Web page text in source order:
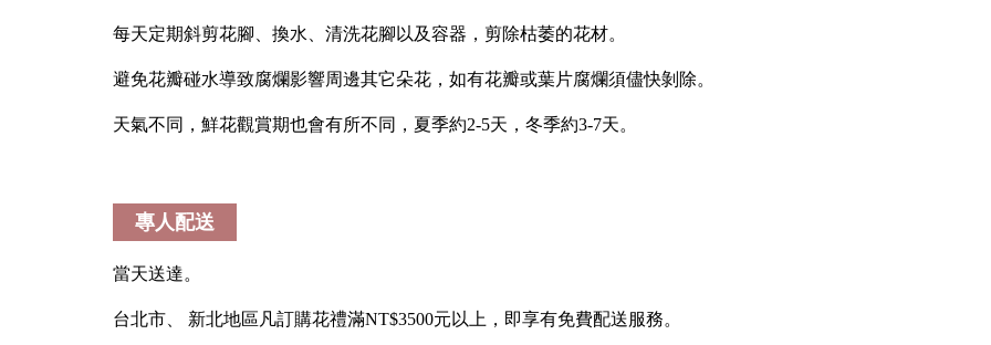
每天定期斜剪花腳、換水、清洗花腳以及容器，剪除枯萎的花材。
避免花瓣碰水導致腐爛影響周邊其它朵花，如有花瓣或葉片腐爛須儘快剝除。
天氣不同，鮮花觀賞期也會有所不同，夏季約2-5天，冬季約3-7天。
專人配送
當天送達。
台北市、 新北地區凡訂購花禮滿NT$3500元以上，即享有免費配送服務。